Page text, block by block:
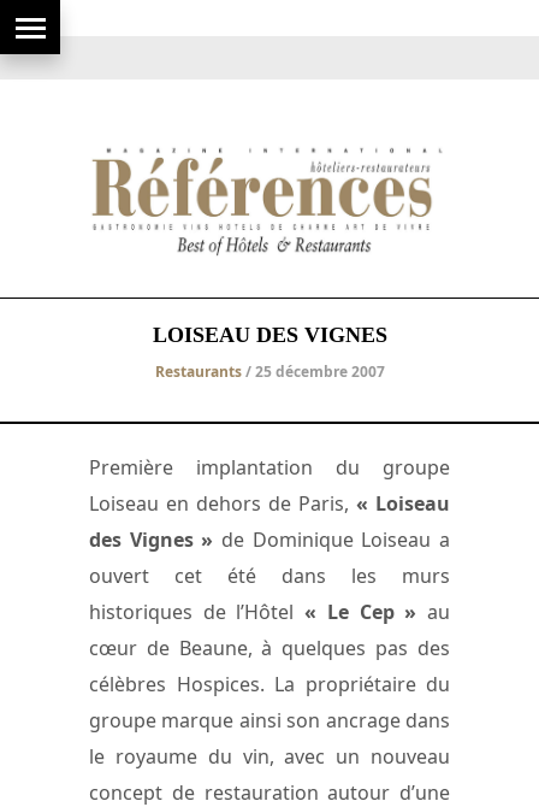
LOISEAU DES VIGNES
Restaurants/ 25 décembre 2007
Première implantation du groupe
Loiseau en dehors de Paris, « Loiseau
des Vignes » de Dominique Loiseau a
ouvert cet été dans les murs
historiques de l’Hôtel« Le Cep » au
cœur de Beaune, à quelques pas des
célèbres Hospices. La propriétaire du
groupe marque ainsi son ancrage dans
le royaume du vin, avec un nouveau
concept de restauration autour d’une